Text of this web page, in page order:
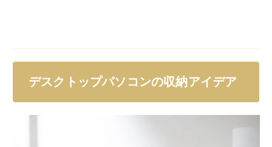
デスクトップパソコンの収納アイデア